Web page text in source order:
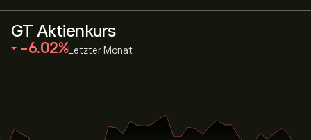
GT Aktienkurs
‎-6.02‎ Letzter Monat